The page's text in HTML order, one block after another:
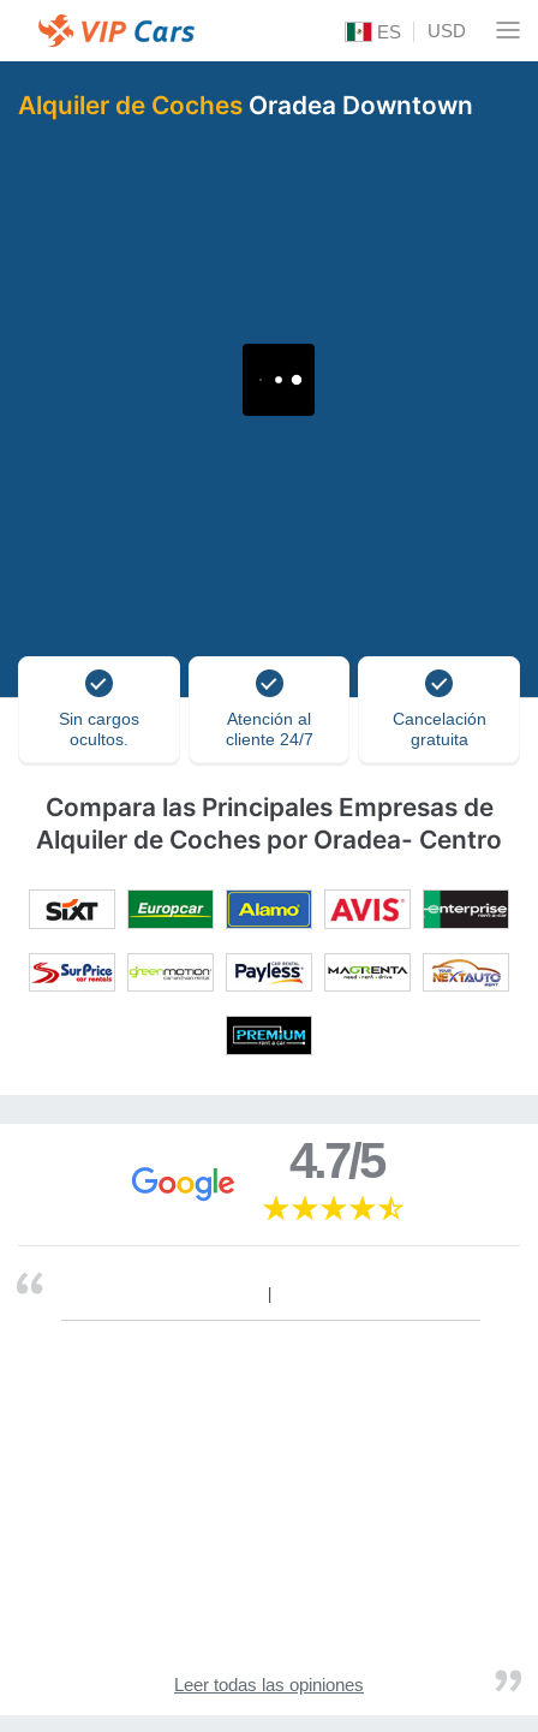
ES USD
Alquiler de Coches Oradea Downtown
Sin cargos
ocultos.
Atención al
cliente 24/7
Cancelación
gratuita
Compara las Principales Empresas de
Alquiler de Coches por Oradea- Centro
4.7/5
Leer todas las opiniones